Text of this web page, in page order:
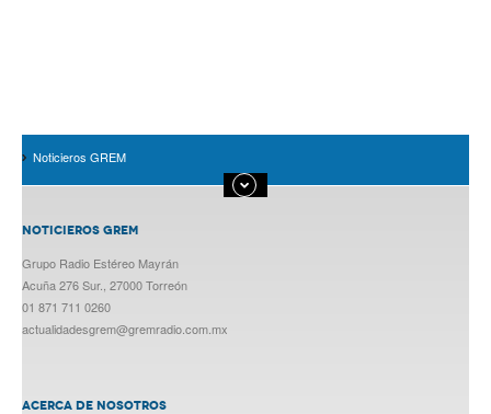
Noticieros GREM
NOTICIEROS GREM
Grupo Radio Estéreo Mayrán
Acuña 276 Sur., 27000 Torreón
01 871 711 0260
actualidadesgrem@gremradio.com.mx
ACERCA DE NOSOTROS